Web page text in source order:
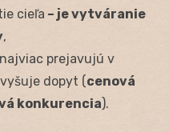
cieľa – je vytváranie
,
prejavujú v
dopyt (cenová
konkurencia).